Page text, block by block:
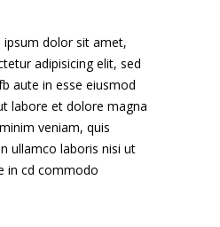
ipsum dolor sit amet,
adipisicing elit, sed
aute in esse eiusmod
labore et dolore magna
veniam, quis
ullamco laboris nisi ut
in cd commodo